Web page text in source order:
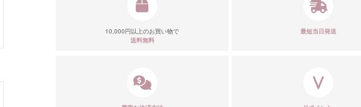
■スペック表
10,000円以上のお買い物で
送料無料
最短当日発送